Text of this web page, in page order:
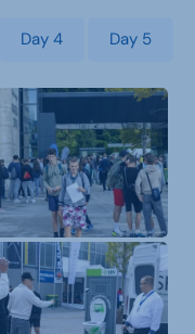
Day 4 Day 5